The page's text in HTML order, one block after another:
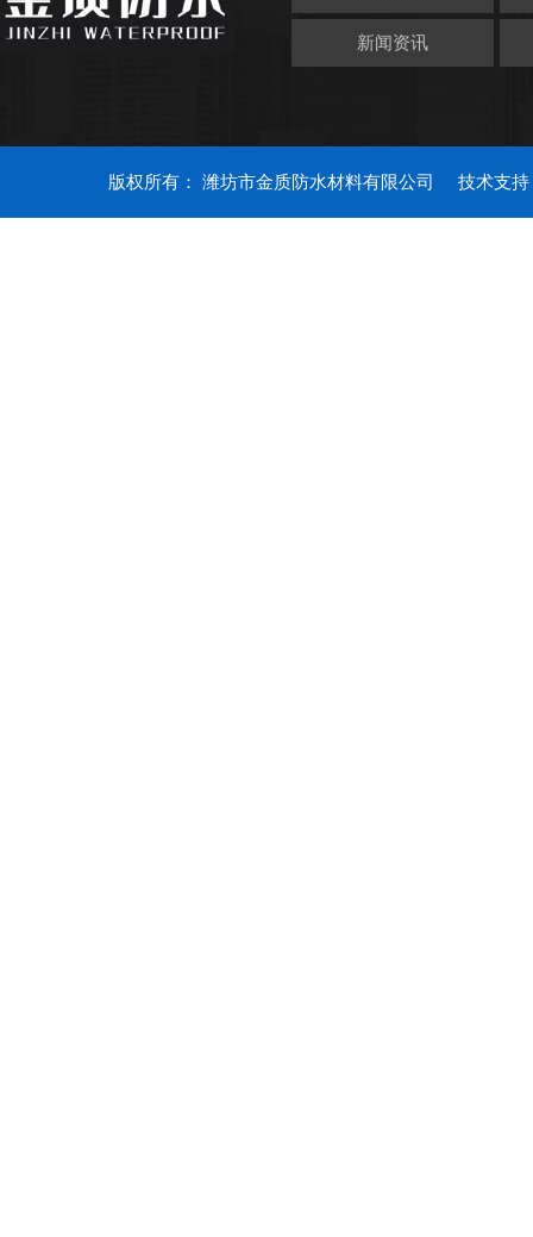
新闻资讯
版权所有： 潍坊市金质防水材料有限公司 技术支持